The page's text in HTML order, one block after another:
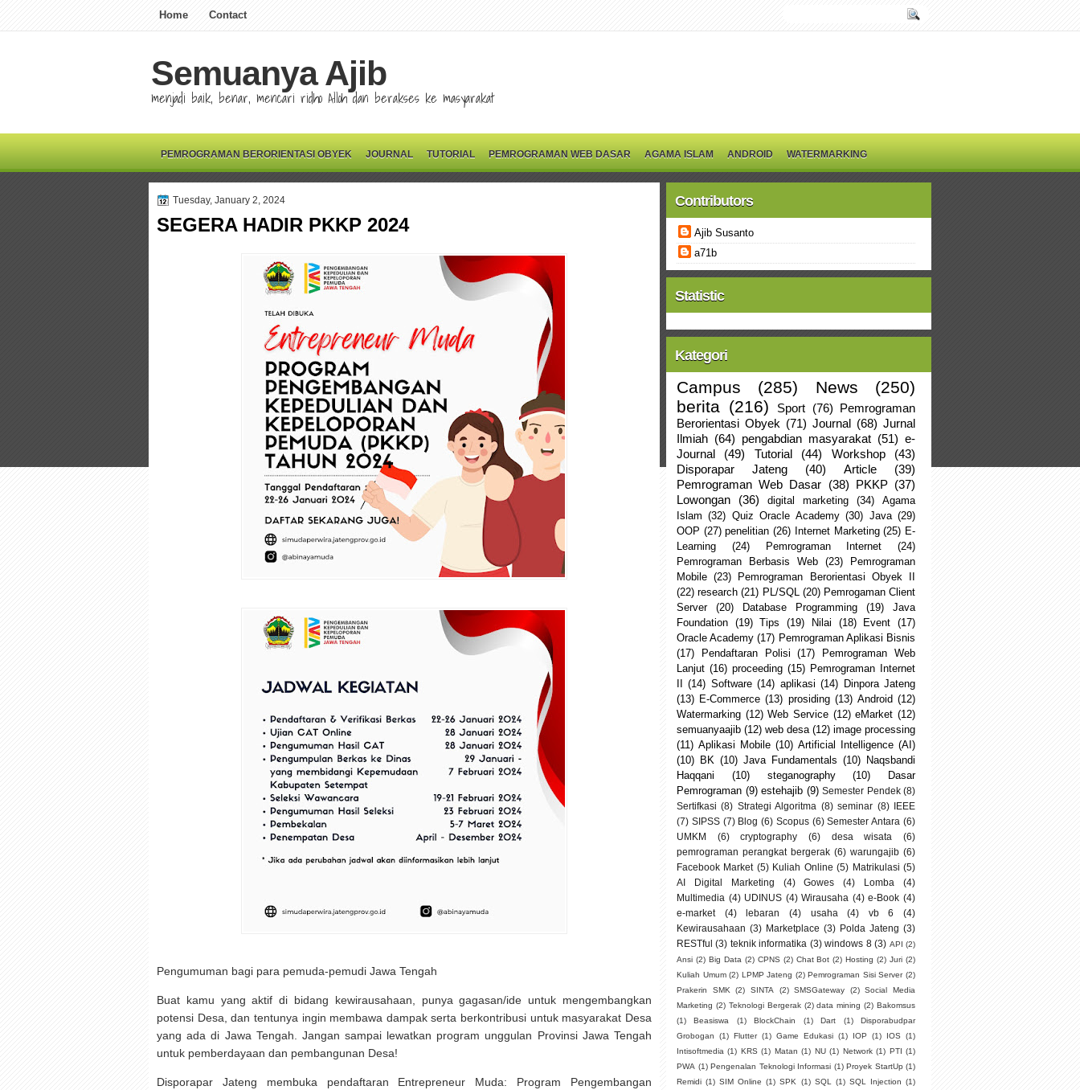
Home Contact
Semuanya Ajib
menjadi baik, benar, mencari ridho Alloh dan berakses ke masyarakat
PEMROGRAMAN BERORIENTASI OBYEK JOURNAL TUTORIAL PEMROGRAMAN WEB DASAR AGAMA ISLAM ANDROID WATERMARKING
Tuesday, January 2, 2024
SEGERA HADIR PKKP 2024
Pengumuman bagi para pemuda-pemudi Jawa Tengah
Buat kamu yang aktif di bidang kewirausahaan, punya gagasan/ide untuk mengembangkan
potensi Desa, dan tentunya ingin membawa dampak serta berkontribusi untuk masyarakat Desa
yang ada di Jawa Tengah. Jangan sampai lewatkan program unggulan Provinsi Jawa Tengah
untuk pemberdayaan dan pembangunan Desa!
Disporapar Jateng membuka pendaftaran Entrepreneur Muda: Program Pengembangan
Contributors
Ajib Susanto
a71b
Statistic
Kategori
Campus (285) News
(250)
berita (216) Sport (76) Pemrograman
Berorientasi Obyek (71) Journal (68) Jurnal
Ilmiah (64) pengabdian masyarakat (51) e-
Journal
(49) Tutorial (44) Workshop
(43)
Disporapar Jateng
(40) Article
(39)
Pemrograman Web Dasar (38) PKKP (37)
Lowongan
(36) digital marketing (34)
Agama
Islam (32) Quiz Oracle Academy (30) Java (29)
OOP (27) penelitian (26) Internet Marketing (25) E-
Learning
(24) Pemrograman Internet
(24)
Pemrograman Berbasis Web (23)
Pemrograman
Mobile (23)
Pemrograman Berorientasi Obyek II
(22) research (21) PL/SQL (20) Pemrogaman Client
Server
(20) Database Programming (19)
Java
Foundation (19) Tips (19) Nilai (18) Event
(17)
Oracle Academy (17) Pemrograman Aplikasi Bisnis
(17)
Pendaftaran Polisi (17)
Pemrograman Web
Lanjut (16) proceeding (15) Pemrograman Internet
(14) Software (14) aplikasi (14) Dinpora Jateng
(13) E-Commerce (13) prosiding (13) Android (12)
Watermarking (12) Web Service (12) eMarket (12)
semuanyaajib (12) web desa (12) image processing
(11) Aplikasi Mobile (10) Artificial Intelligence (AI)
(10) BK (10) Java Fundamentals (10) Naqsbandi
Haqqani
(10) steganography (10)
Dasar
Pemrograman (9) estehajib (9) Semester Pendek (8)
Sertifkasi (8) Strategi Algoritma (8) seminar (8)
IEEE
(7) SIPSS (7) Blog (6) Scopus (6) Semester Antara (6)
UMKM
(6) cryptography (6) desa wisata
(6)
pemrograman perangkat bergerak (6) warungajib (6)
Facebook Market (5) Kuliah Online (5) Matrikulasi (5)
AI Digital Marketing
(4) Gowes (4) Lomba
(4)
Multimedia (4) UDINUS (4) Wirausaha (4) e-Book (4)
e-market
(4) lebaran (4) usaha (4) vb 6
(4)
Kewirausahaan (3) Marketplace (3) Polda Jateng (3)
RESTful
(3) teknik informatika (3) windows 8 (3) API (2)
Ansi (2) Big Data (2) CPNS (2) Chat Bot (2) Hosting (2) Juri (2)
Kuliah Umum (2) LPMP Jateng (2) Pemrograman Sisi Server (2)
Prakerin SMK
(2) SINTA (2) SMSGateway (2)
Social Media
Marketing (2) Teknologi Bergerak (2) data mining (2) Bakomsus
(1)
Beasiswa (1) BlockChain (1) Dart (1)
Disporabudpar
Grobogan
(1) Flutter (1) Game Edukasi (1) IOP (1) IOS
(1)
Intisoftmedia (1) KRS (1) Matan (1) NU (1) Network (1) PTI (1)
PWA (1) Pengenalan Teknologi Informasi (1) Proyek StartUp (1)
Remidi (1) SIM Online (1) SPK (1) SQL (1) SQL Injection (1)